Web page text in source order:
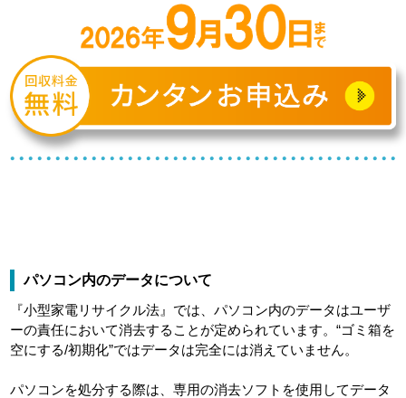
パソコン内のデータについて
『小型家電リサイクル法』では、パソコン内のデータはユーザ
ーの責任において消去することが定められています。“ゴミ箱を
空にする/初期化”ではデータは完全には消えていません。
パソコンを処分する際は、専用の消去ソフトを使用してデータ